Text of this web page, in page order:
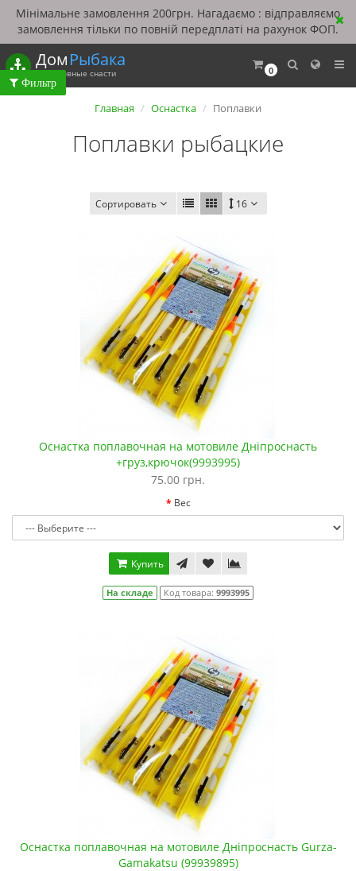
Мінімальне замовлення 200грн. Нагадаємо : відправляємо
замовлення тільки по повній передплаті на рахунок ФОП.
0
ДомРыбака
Рыболовные снасти
Главная Оснастка Поплавки
Поплавки рыбацкие
Сортировать 16
Оснастка поплавочная на мотовиле Дніпроснасть
+груз,крючок(9993995)
75.00 грн.
Вес
Купить
На складе Код товара: 9993995
Оснастка поплавочная на мотовиле Дніпроснасть Gurza-
Gamakatsu (99939895)